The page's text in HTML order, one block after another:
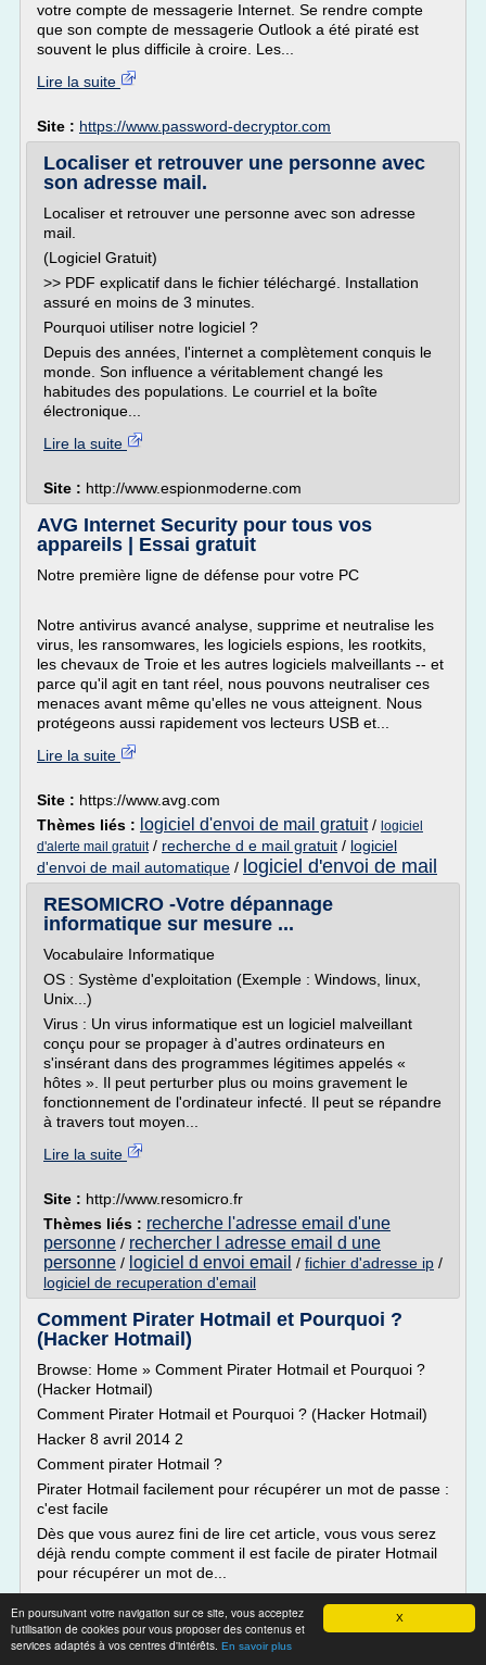
X
En poursuivant votre navigation sur ce site, vous acceptez
l'utilisation de cookies pour vous proposer des contenus et
services adaptés à vos centres d'intérêts. En savoir plus
votre compte de messagerie Internet. Se rendre compte
que son compte de messagerie Outlook a été piraté est
souvent le plus difficile à croire. Les...
Lire la suite
Site : https://www.password-decryptor.com
Localiser et retrouver une personne avec
son adresse mail.
Localiser et retrouver une personne avec son adresse
mail.
(Logiciel Gratuit)
>> PDF explicatif dans le fichier téléchargé. Installation
assuré en moins de 3 minutes.
Pourquoi utiliser notre logiciel ?
Depuis des années, l'internet a complètement conquis le
monde. Son influence a véritablement changé les
habitudes des populations. Le courriel et la boîte
électronique...
Lire la suite
Site : http://www.espionmoderne.com
AVG Internet Security pour tous vos
appareils | Essai gratuit
Notre première ligne de défense pour votre PC
Notre antivirus avancé analyse, supprime et neutralise les
virus, les ransomwares, les logiciels espions, les rootkits,
les chevaux de Troie et les autres logiciels malveillants -- et
parce qu'il agit en tant réel, nous pouvons neutraliser ces
menaces avant même qu'elles ne vous atteignent. Nous
protégeons aussi rapidement vos lecteurs USB et...
Lire la suite
Site : https://www.avg.com
Thèmes liés : logiciel d'envoi de mail gratuit/ logiciel
d'alerte mail gratuit/ recherche d e mail gratuit / logiciel
d'envoi de mail automatique / logiciel d'envoi de mail
RESOMICRO -Votre dépannage
informatique sur mesure ...
Vocabulaire Informatique
OS : Système d'exploitation (Exemple : Windows, linux,
Unix...)
Virus : Un virus informatique est un logiciel malveillant
conçu pour se propager à d'autres ordinateurs en
s'insérant dans des programmes légitimes appelés «
hôtes ». Il peut perturber plus ou moins gravement le
fonctionnement de l'ordinateur infecté. Il peut se répandre
à travers tout moyen...
Lire la suite
Site : http://www.resomicro.fr
Thèmes liés : recherche l'adresse email d'une
personne / rechercher l adresse email d une
personne / logiciel d envoi email / fichier d'adresse ip /
logiciel de recuperation d'email
Comment Pirater Hotmail et Pourquoi ?
(Hacker Hotmail)
Browse: Home » Comment Pirater Hotmail et Pourquoi ?
(Hacker Hotmail)
Comment Pirater Hotmail et Pourquoi ? (Hacker Hotmail)
Hacker 8 avril 2014 2
Comment pirater Hotmail ?
Pirater Hotmail facilement pour récupérer un mot de passe :
c'est facile
Dès que vous aurez fini de lire cet article, vous vous serez
déjà rendu compte comment il est facile de pirater Hotmail
pour récupérer un mot de...
Site :http://www.motdepasse.net